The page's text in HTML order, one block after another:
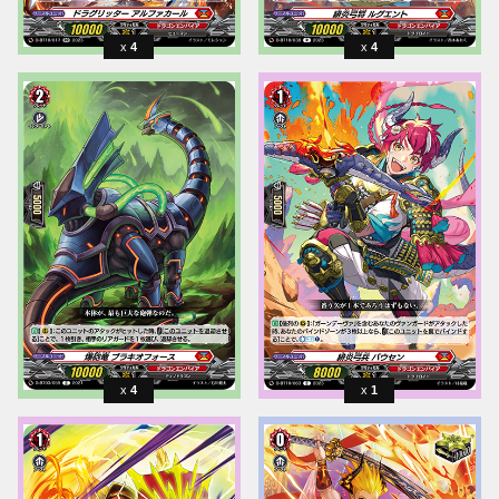
4 4
4 1